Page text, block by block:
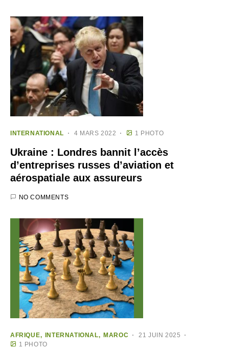
INTERNATIONAL 4 MARS 2022 1 PHOTO
Ukraine : Londres bannit l’accès
d’entreprises russes d’aviation et
aérospatiale aux assureurs
NO COMMENTS
AFRIQUE INTERNATIONAL MAROC
21 JUIN 2025
1 PHOTO